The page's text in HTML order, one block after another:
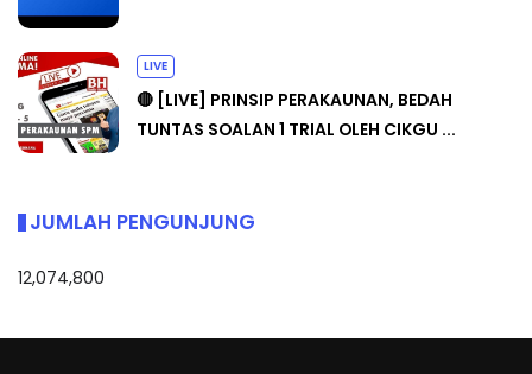
LIVE
🔴 [LIVE] PRINSIP PERAKAUNAN, BEDAH
TUNTAS SOALAN 1 TRIAL OLEH CIKGU ...
JUMLAH PENGUNJUNG
12,074,800